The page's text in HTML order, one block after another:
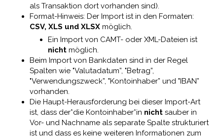
als Transaktion dort vorhanden sind).
Format-Hinweis: Der Import ist in den Formaten:
CSV, XLS und XLSX möglich.
Ein Import von CAMT- oder XML-Dateien ist
nicht möglich.
Beim Import von Bankdaten sind in der Regel
Spalten wie "Valutadatum”, "Betrag”,
"Verwendungszweck”, "Kontoinhaber” und "IBAN”
vorhanden.
Die Haupt-Herausforderung bei dieser Import-Art
ist, dass der*die Kontoinhaber*in nichtsauber in
Vor- und Nachname als separate Spalte strukturiert
ist und dass es keine weiteren Informationen zum